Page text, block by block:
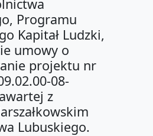
Programu
Kapitał Ludzki,
umowy o
projektu nr
08-
z
Lubuskiego.